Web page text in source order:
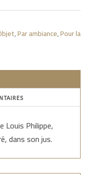
,Par ambiance,Pour la
Louis Philippe,
dans son jus.